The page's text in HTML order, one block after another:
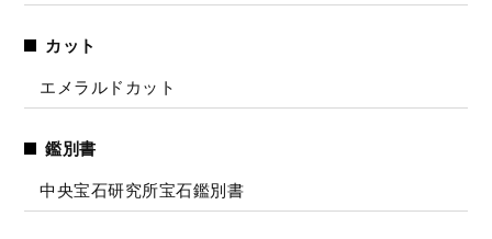
カット
エメラルドカット
鑑別書
中央宝石研究所宝石鑑別書